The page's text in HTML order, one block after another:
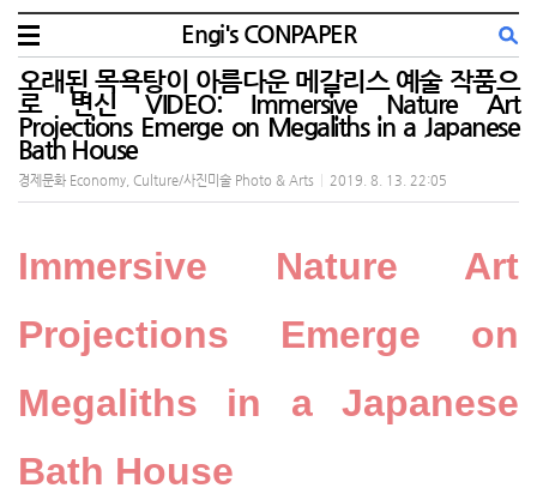
Engi's CONPAPER
오래된 목욕탕이 아름다운 메갈리스 예술 작품으
로 변신 VIDEO: Immersive Nature Art
Projections Emerge on Megaliths in a Japanese
Bath House
경제문화 Economy, Culture/사진미술 Photo & Arts 2019. 8. 13. 22:05
Immersive Nature Art
Projections Emerge on
Megaliths in a Japanese
Bath House